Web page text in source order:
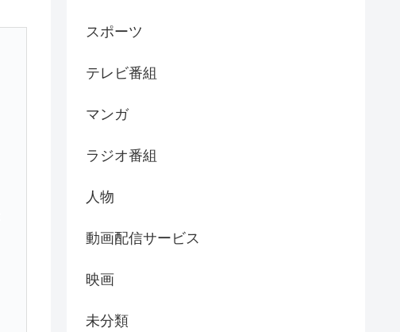
スポーツ
テレビ番組
マンガ
ラジオ番組
人物
動画配信サービス
映画
未分類